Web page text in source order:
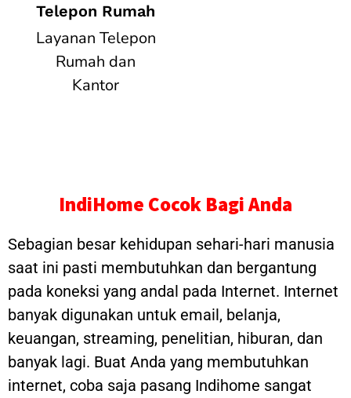
Telepon Rumah
Layanan Telepon
Rumah dan
Kantor
IndiHome Cocok Bagi Anda
Sebagian besar kehidupan sehari-hari manusia
saat ini pasti membutuhkan dan bergantung
pada koneksi yang andal pada Internet. Internet
banyak digunakan untuk email, belanja,
keuangan, streaming, penelitian, hiburan, dan
banyak lagi. Buat Anda yang membutuhkan
internet, coba saja pasang Indihome sangat